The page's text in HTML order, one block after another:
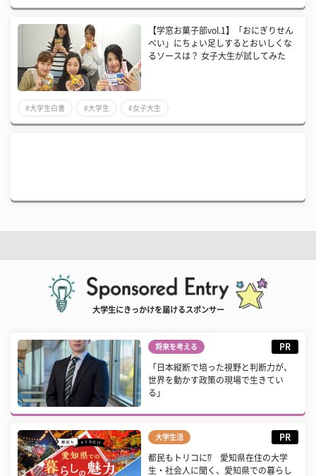
【学窓お菓子部vol.1】「おにぎりせん
べい」にちょい足しするとおいしくな
るソースは？ 女子大生が試してみた
#大学生白書 #大学生 #女子大生
大学生にきっかけを届けるスポンサー
将来を考える PR
「日本縦断で培った視野と判断力が、
世界を動かす政策の現場で生きてい
る」
大学生活 PR
都民もトリコに⁉ 愛知県在住の大学
生・社会人に聞く、愛知県での暮らし